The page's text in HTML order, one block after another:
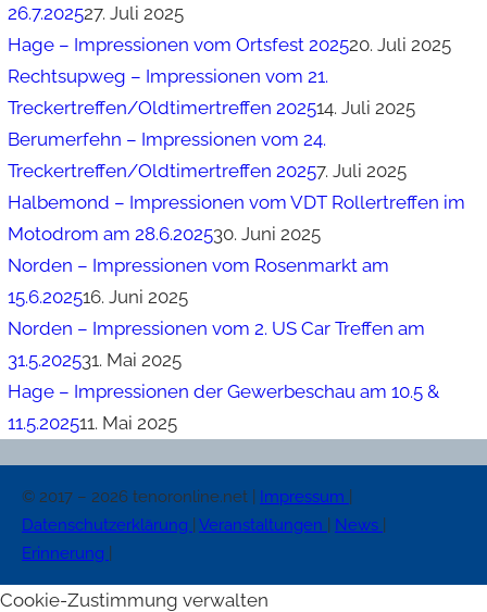
26.7.202527. Juli 2025
Hage – Impressionen vom Ortsfest 202520. Juli 2025
Rechtsupweg – Impressionen vom 21.
Treckertreffen/Oldtimertreffen 202514. Juli 2025
Berumerfehn – Impressionen vom 24.
Treckertreffen/Oldtimertreffen 20257. Juli 2025
Halbemond – Impressionen vom VDT Rollertreffen im
Motodrom am 28.6.202530. Juni 2025
Norden – Impressionen vom Rosenmarkt am
15.6.202516. Juni 2025
Norden – Impressionen vom 2. US Car Treffen am
31.5.202531. Mai 2025
Hage – Impressionen der Gewerbeschau am 10.5 &
11.5.202511. Mai 2025
© 2017 – 2026 tenoronline.net | Impressum
Datenschutzerklärung
Veranstaltungen News
Erinnerung
Cookie-Zustimmung verwalten